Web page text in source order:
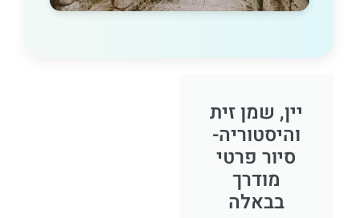
יין, שמן זית
והיסטוריה-
סיור פרטי
מודרך
בבאלה